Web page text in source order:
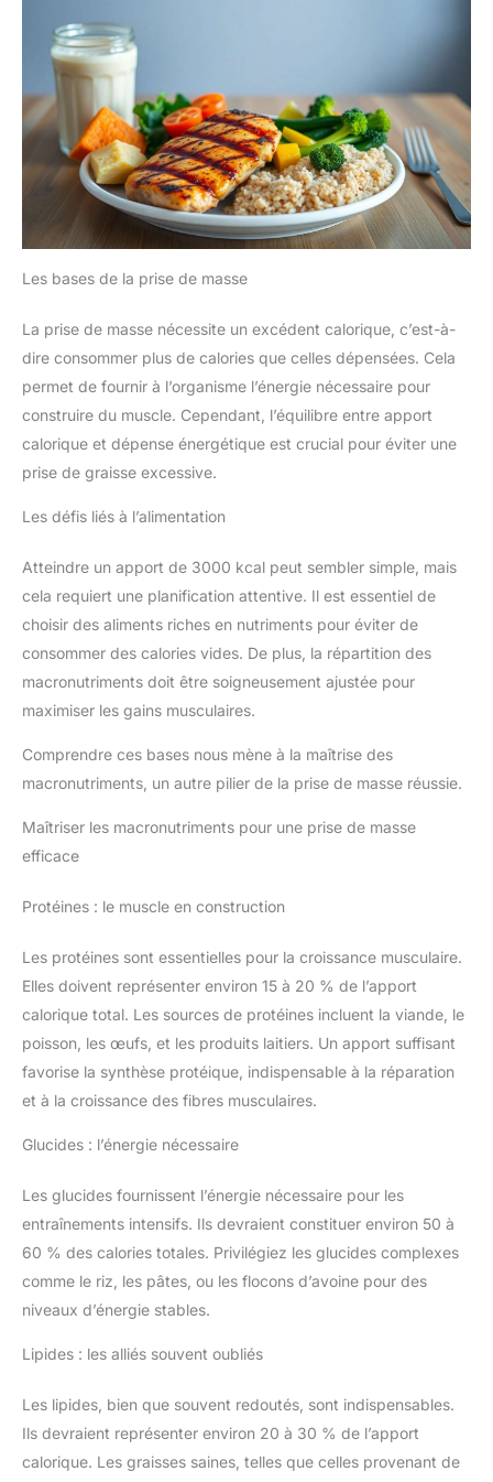
Les bases de la prise de masse
La prise de masse nécessite un excédent calorique, c’est-à-
dire consommer plus de calories que celles dépensées. Cela
permet de fournir à l’organisme l’énergie nécessaire pour
construire du muscle. Cependant, l’équilibre entre apport
calorique et dépense énergétique est crucial pour éviter une
prise de graisse excessive.
Les défis liés à l’alimentation
Atteindre un apport de 3000 kcal peut sembler simple, mais
cela requiert une planification attentive. Il est essentiel de
choisir des aliments riches en nutriments pour éviter de
consommer des calories vides. De plus, la répartition des
macronutriments doit être soigneusement ajustée pour
maximiser les gains musculaires.
Comprendre ces bases nous mène à la maîtrise des
macronutriments, un autre pilier de la prise de masse réussie.
Maîtriser les macronutriments pour une prise de masse
efficace
Protéines : le muscle en construction
Les protéines sont essentielles pour la croissance musculaire.
Elles doivent représenter environ 15 à 20 % de l’apport
calorique total. Les sources de protéines incluent la viande, le
poisson, les œufs, et les produits laitiers. Un apport suffisant
favorise la synthèse protéique, indispensable à la réparation
et à la croissance des fibres musculaires.
Glucides : l’énergie nécessaire
Les glucides fournissent l’énergie nécessaire pour les
entraînements intensifs. Ils devraient constituer environ 50 à
60 % des calories totales. Privilégiez les glucides complexes
comme le riz, les pâtes, ou les flocons d’avoine pour des
niveaux d’énergie stables.
Lipides : les alliés souvent oubliés
Les lipides, bien que souvent redoutés, sont indispensables.
Ils devraient représenter environ 20 à 30 % de l’apport
calorique. Les graisses saines, telles que celles provenant de